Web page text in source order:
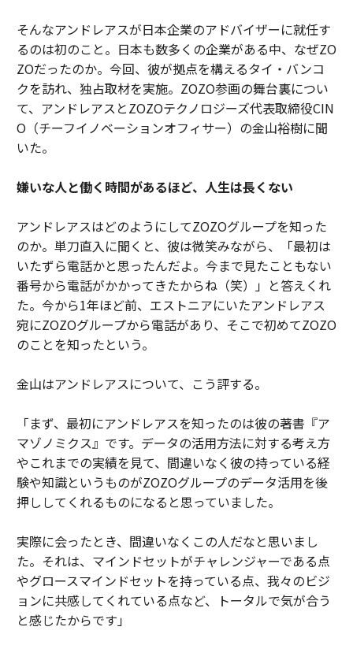
そんなアンドレアスが日本企業のアドバイザーに就任す
るのは初のこと。日本も数多くの企業がある中、なぜZO
ZOだったのか。今回、彼が拠点を構えるタイ・バンコ
クを訪れ、独占取材を実施。ZOZO参画の舞台裏につい
て、アンドレアスとZOZOテクノロジーズ代表取締役CIN
O（チーフイノベーションオフィサー）の金山裕樹に聞
いた。
嫌いな人と働く時間があるほど、人生は長くない
アンドレアスはどのようにしてZOZOグループを知った
のか。単刀直入に聞くと、彼は微笑みながら、「最初は
いたずら電話かと思ったんだよ。今まで見たこともない
番号から電話がかかってきたからね（笑）」と答えくれ
た。今から1年ほど前、エストニアにいたアンドレアス
宛にZOZOグループから電話があり、そこで初めてZOZO
のことを知ったという。
金山はアンドレアスについて、こう評する。
「まず、最初にアンドレアスを知ったのは彼の著書『ア
マゾノミクス』です。データの活用方法に対する考え方
やこれまでの実績を見て、間違いなく彼の持っている経
験や知識というものがZOZOグループのデータ活用を後
押ししてくれるものになると思っていました。
実際に会ったとき、間違いなくこの人だなと思いまし
た。それは、マインドセットがチャレンジャーである点
やグロースマインドセットを持っている点、我々のビジ
ョンに共感してくれている点など、トータルで気が合う
と感じたからです」